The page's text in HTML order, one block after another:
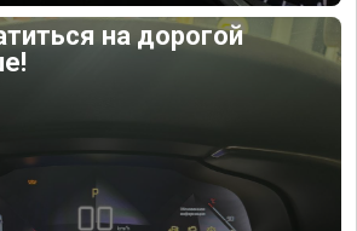
на дорогой